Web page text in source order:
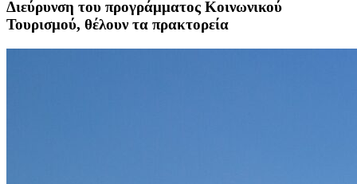
Διεύρυνση του προγράμματος Κοινωνικού
Τουρισμού, θέλουν τα πρακτορεία